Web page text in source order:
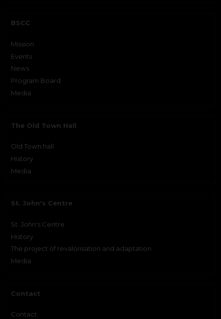
BSCC
Mission
Events
News
Program Board
Media
The Old Town Hall
Old Town hall
History
Media
St. John's Centre
St. John's Centre
History
The project of revalorisation and adaptation
Media
Contact
Contact